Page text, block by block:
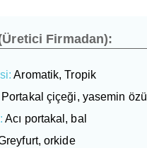
Firmadan):
Aromatik, Tropik
Portakal çiçeği, yasemin özü
Acı portakal, bal
orkide